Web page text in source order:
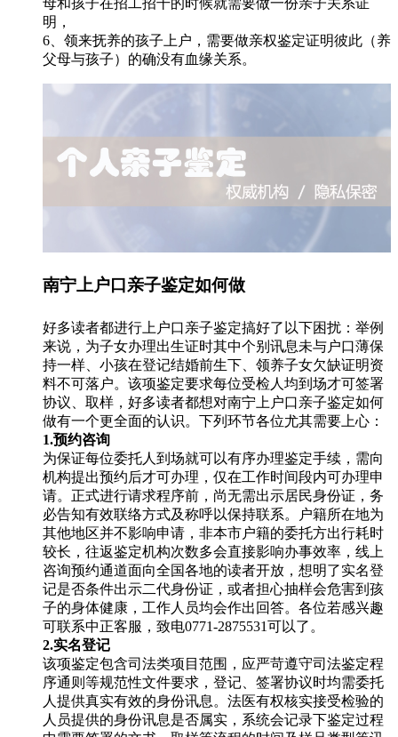
母和孩子在招工招干的时候就需要做一份亲子关系证
明，
6、领来抚养的孩子上户，需要做亲权鉴定证明彼此（养
父母与孩子）的确没有血缘关系。
南宁上户口亲子鉴定如何做
好多读者都进行上户口亲子鉴定搞好了以下困扰：举例
来说，为子女办理出生证时其中个别讯息未与户口薄保
持一样、小孩在登记结婚前生下、领养子女欠缺证明资
料不可落户。该项鉴定要求每位受检人均到场才可签署
协议、取样，好多读者都想对南宁上户口亲子鉴定如何
做有一个更全面的认识。下列环节各位尤其需要上心：
1.预约咨询
为保证每位委托人到场就可以有序办理鉴定手续，需向
机构提出预约后才可办理，仅在工作时间段内可办理申
请。正式进行请求程序前，尚无需出示居民身份证，务
必告知有效联络方式及称呼以保持联系。户籍所在地为
其他地区并不影响申请，非本市户籍的委托方出行耗时
较长，往返鉴定机构次数多会直接影响办事效率，线上
咨询预约通道面向全国各地的读者开放，想明了实名登
记是否条件出示二代身份证，或者担心抽样会危害到孩
子的身体健康，工作人员均会作出回答。各位若感兴趣
可联系中正客服，致电0771-2875531可以了。
2.实名登记
该项鉴定包含司法类项目范围，应严苛遵守司法鉴定程
序通则等规范性文件要求，登记、签署协议时均需委托
人提供真实有效的身份讯息。法医有权核实接受检验的
人员提供的身份讯息是否属实，系统会记录下鉴定过程